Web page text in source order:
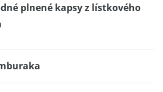
plnené kapsy z lístkového